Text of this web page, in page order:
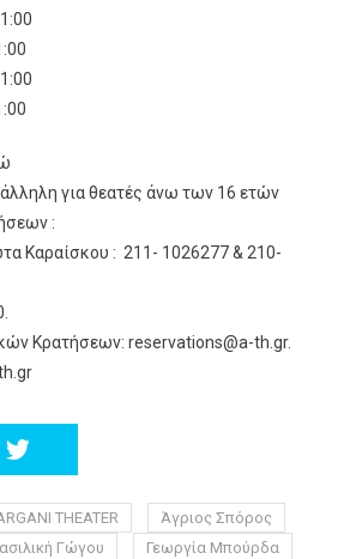
για θεατές άνω των 16 ετών
:
Καραίσκου : 211- 1026277 & 210-
Κρατήσεων: reservations@a-th.gr.
THEATER
Άγριος Σπόρος
Γώγου
Γεωργία Μπούρδα